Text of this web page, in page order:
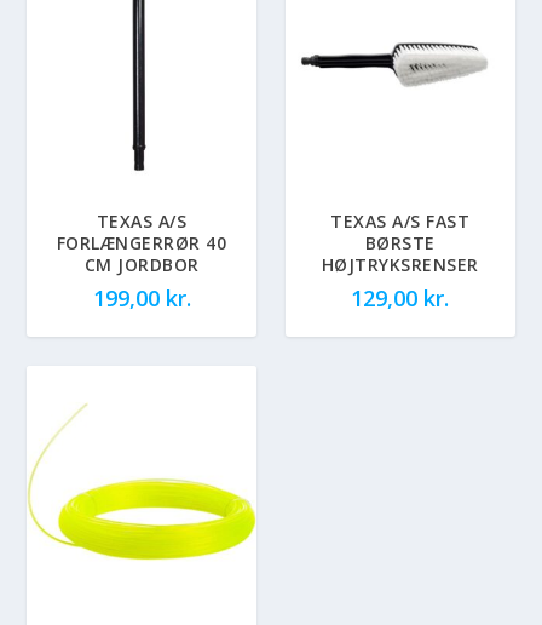
TEXAS A/S
FORLÆNGERRØR 40
CM JORDBOR
199,00 kr.
TEXAS A/S FAST
BØRSTE
HØJTRYKSRENSER
129,00 kr.